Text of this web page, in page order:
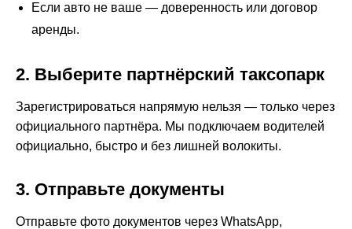
Если авто не ваше — доверенность или договор
аренды.
2. Выберите партнёрский таксопарк
Зарегистрироваться напрямую нельзя — только через
официального партнёра. Мы подключаем водителей
официально, быстро и без лишней волокиты.
3. Отправьте документы
Отправьте фото документов через WhatsApp,